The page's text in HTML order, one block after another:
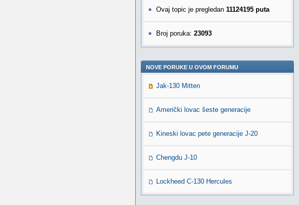
Ovaj topic je pregledan 11124195 puta
Broj poruka: 23093
NOVE PORUKE U OVOM FORUMU
Jak-130 Mitten
Američki lovac šeste generacije
Kineski lovac pete generacije J-20
Chengdu J-10
Lockheed C-130 Hercules